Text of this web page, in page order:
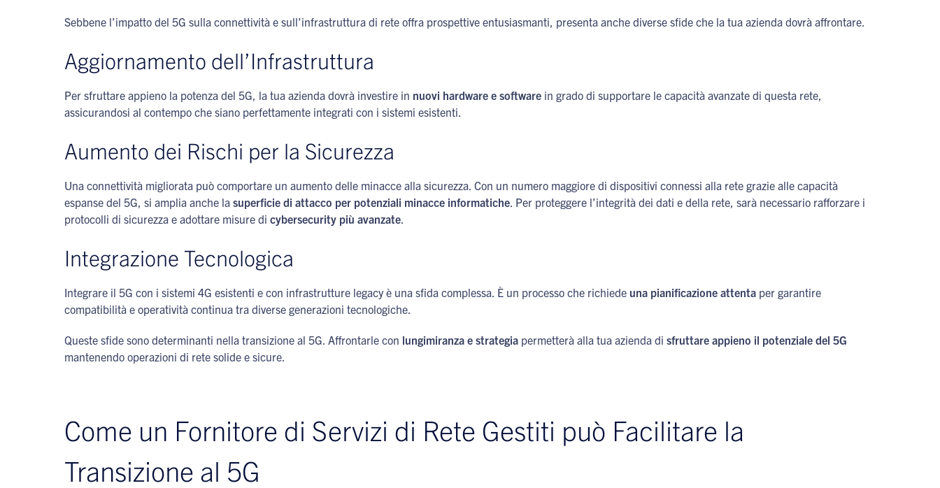
Sebbene l’impatto del 5G sulla connettività e sull’infrastruttura di rete offra prospettive entusiasmanti, presenta anche diverse sfide che la tua azienda dovrà affrontare.
Aggiornamento dell’Infrastruttura
Per sfruttare appieno la potenza del 5G, la tua azienda dovrà investire in nuovi hardware e software in grado di supportare le capacità avanzate di questa rete,
assicurandosi al contempo che siano perfettamente integrati con i sistemi esistenti.
Aumento dei Rischi per la Sicurezza
Una connettività migliorata può comportare un aumento delle minacce alla sicurezza. Con un numero maggiore di dispositivi connessi alla rete grazie alle capacità
espanse del 5G, si amplia anche la superficie di attacco per potenziali minacce informatiche. Per proteggere l’integrità dei dati e della rete, sarà necessario rafforzare i
protocolli di sicurezza e adottare misure di cybersecurity più avanzate.
Integrazione Tecnologica
Integrare il 5G con i sistemi 4G esistenti e con infrastrutture legacy è una sfida complessa. È un processo che richiede una pianificazione attenta per garantire
compatibilità e operatività continua tra diverse generazioni tecnologiche.
Queste sfide sono determinanti nella transizione al 5G. Affrontarle con lungimiranza e strategia permetterà alla tua azienda di sfruttare appieno il potenziale del 5G
mantenendo operazioni di rete solide e sicure.
Come un Fornitore di Servizi di Rete Gestiti può Facilitare la
Transizione al 5G